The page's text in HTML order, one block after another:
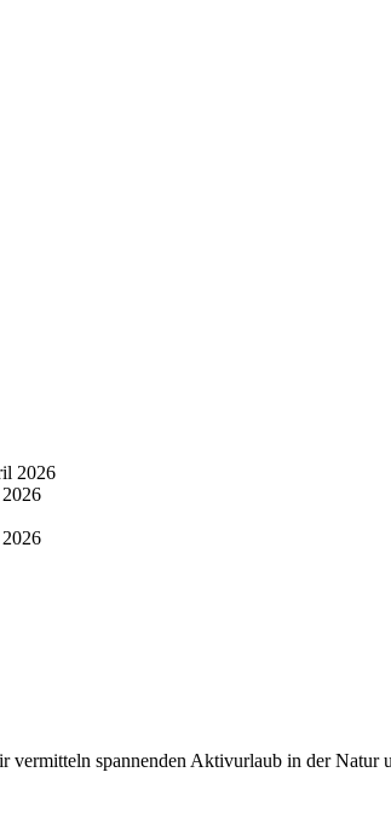
2026
vermitteln spannenden Aktivurlaub in der